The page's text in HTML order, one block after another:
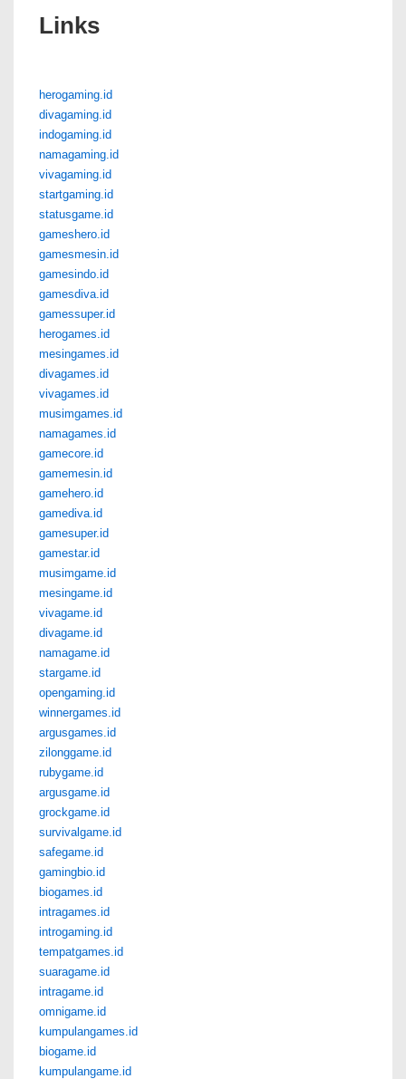
Links
herogaming.id
divagaming.id
indogaming.id
namagaming.id
vivagaming.id
startgaming.id
statusgame.id
gameshero.id
gamesmesin.id
gamesindo.id
gamesdiva.id
gamessuper.id
herogames.id
mesingames.id
divagames.id
vivagames.id
musimgames.id
namagames.id
gamecore.id
gamemesin.id
gamehero.id
gamediva.id
gamesuper.id
gamestar.id
musimgame.id
mesingame.id
vivagame.id
divagame.id
namagame.id
stargame.id
opengaming.id
winnergames.id
argusgames.id
zilonggame.id
rubygame.id
argusgame.id
grockgame.id
survivalgame.id
safegame.id
gamingbio.id
biogames.id
intragames.id
introgaming.id
tempatgames.id
suaragame.id
intragame.id
omnigame.id
kumpulangames.id
biogame.id
kumpulangame.id